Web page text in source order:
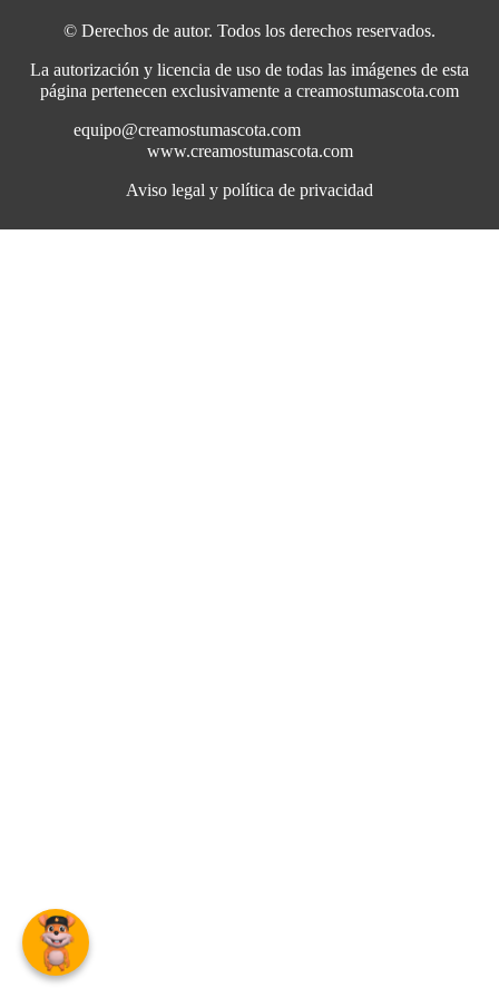
© Derechos de autor. Todos los derechos reservados.
La autorización y licencia de uso de todas las imágenes de esta
página pertenecen exclusivamente a creamostumascota.com
equipo@creamostumascota.com
www.creamostumascota.com
Aviso legal y política de privacidad